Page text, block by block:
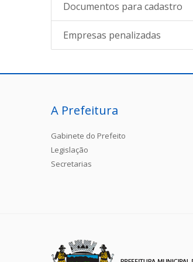
Documentos para cadastro
Empresas penalizadas
A Prefeitura
Gabinete do Prefeito
Legislação
Secretarias